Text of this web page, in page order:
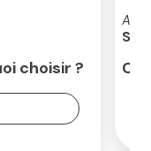
choisir ?